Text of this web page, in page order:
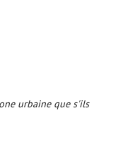
urbaine que s'ils